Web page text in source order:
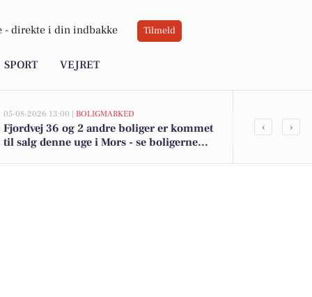
- direkte i din indbakke Tilmeld
SPORT VEJRET
05-08-2026 13:00 | BOLIGMARKED
Fjordvej 36 og 2 andre boliger er kommet
til salg denne uge i Mors - se boligerne
Top 6 over
‹ ›